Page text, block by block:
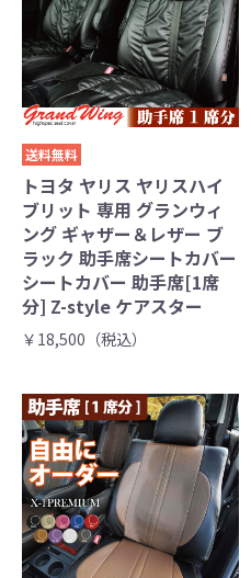
送料無料
トヨタ ヤリス ヤリスハイ
ブリット 専用 グランウィ
ング ギャザー＆レザー ブ
ラック 助手席シートカバー
シートカバー 助手席[1席
分] Z-style ケアスター
￥18,500（税込）